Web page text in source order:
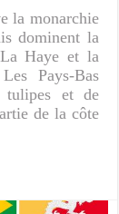
la monarchie
dominent la
Haye et la
Pays-Bas
tulipes et de
de la côte